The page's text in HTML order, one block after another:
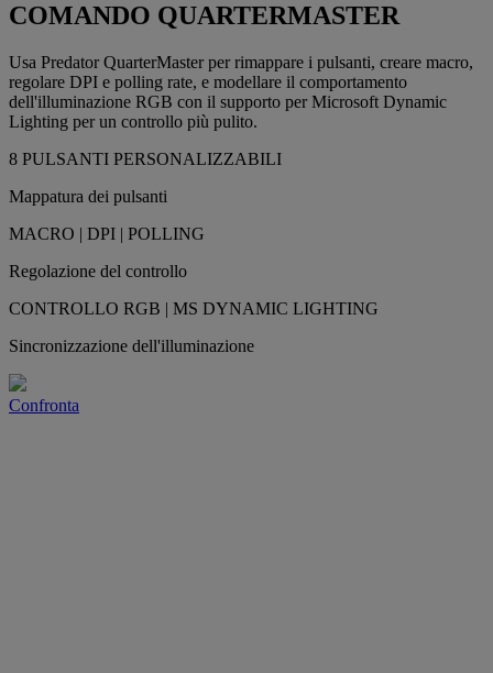
COMANDO QUARTERMASTER
Usa Predator QuarterMaster per rimappare i pulsanti, creare macro,
regolare DPI e polling rate, e modellare il comportamento
dell'illuminazione RGB con il supporto per Microsoft Dynamic
Lighting per un controllo più pulito.
8 PULSANTI PERSONALIZZABILI
Mappatura dei pulsanti
MACRO | DPI | POLLING
Regolazione del controllo
CONTROLLO RGB | MS DYNAMIC LIGHTING
Sincronizzazione dell'illuminazione
Confronta